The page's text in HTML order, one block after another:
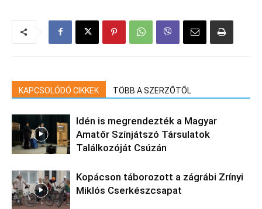
KAPCSOLÓDÓ CIKKEK TÖBB A SZERZŐTŐL
Idén is megrendezték a Magyar
Amatőr Színjátszó Társulatok
Találkozóját Csúzán
Kopácson táborozott a zágrábi Zrínyi
Miklós Cserkészcsapat